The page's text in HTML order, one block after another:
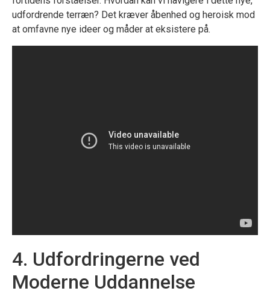
udfordrende terræn? Det kræver åbenhed og heroisk mod
at omfavne nye ideer og måder at eksistere på.
4. Udfordringerne ved
Moderne Uddannelse